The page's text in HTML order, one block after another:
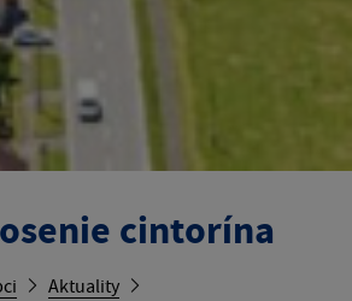
cintorína
Aktuality